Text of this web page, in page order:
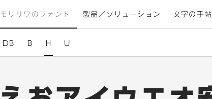
モリサワのフォント 製品／ソリューション 文字の手帖
DB B H U